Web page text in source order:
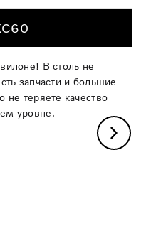
В столь не
запчасти и большие
не теряете качество
уровне.